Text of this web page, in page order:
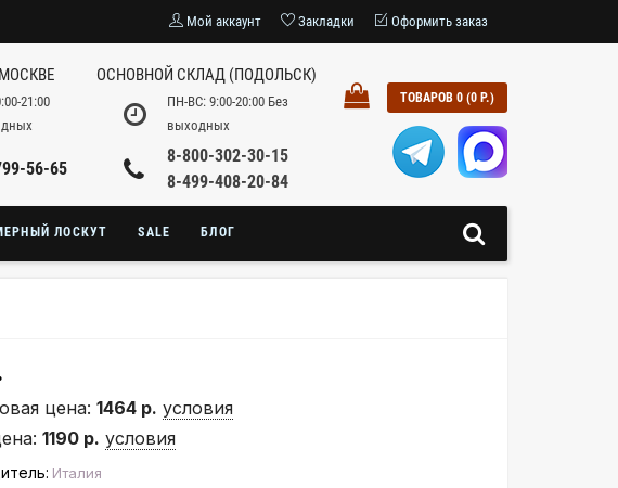
Мой аккаунт Закладки Оформить заказ
21:00
56-65
ОСНОВНОЙ СКЛАД (ПОДОЛЬСК)
ПН-ВС: 9:00-20:00 Без
выходных
8-800-302-30-15
8-499-408-20-84
ТОВАРОВ 0 (0 Р.)
ЛОСКУТ SALE БЛОГ
цена: 1464 р. условия
1190 р. условия
Италия